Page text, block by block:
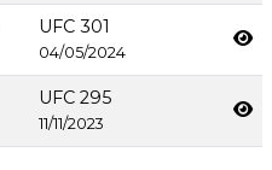
UFC 301
04/05/2024
UFC 295
11/11/2023